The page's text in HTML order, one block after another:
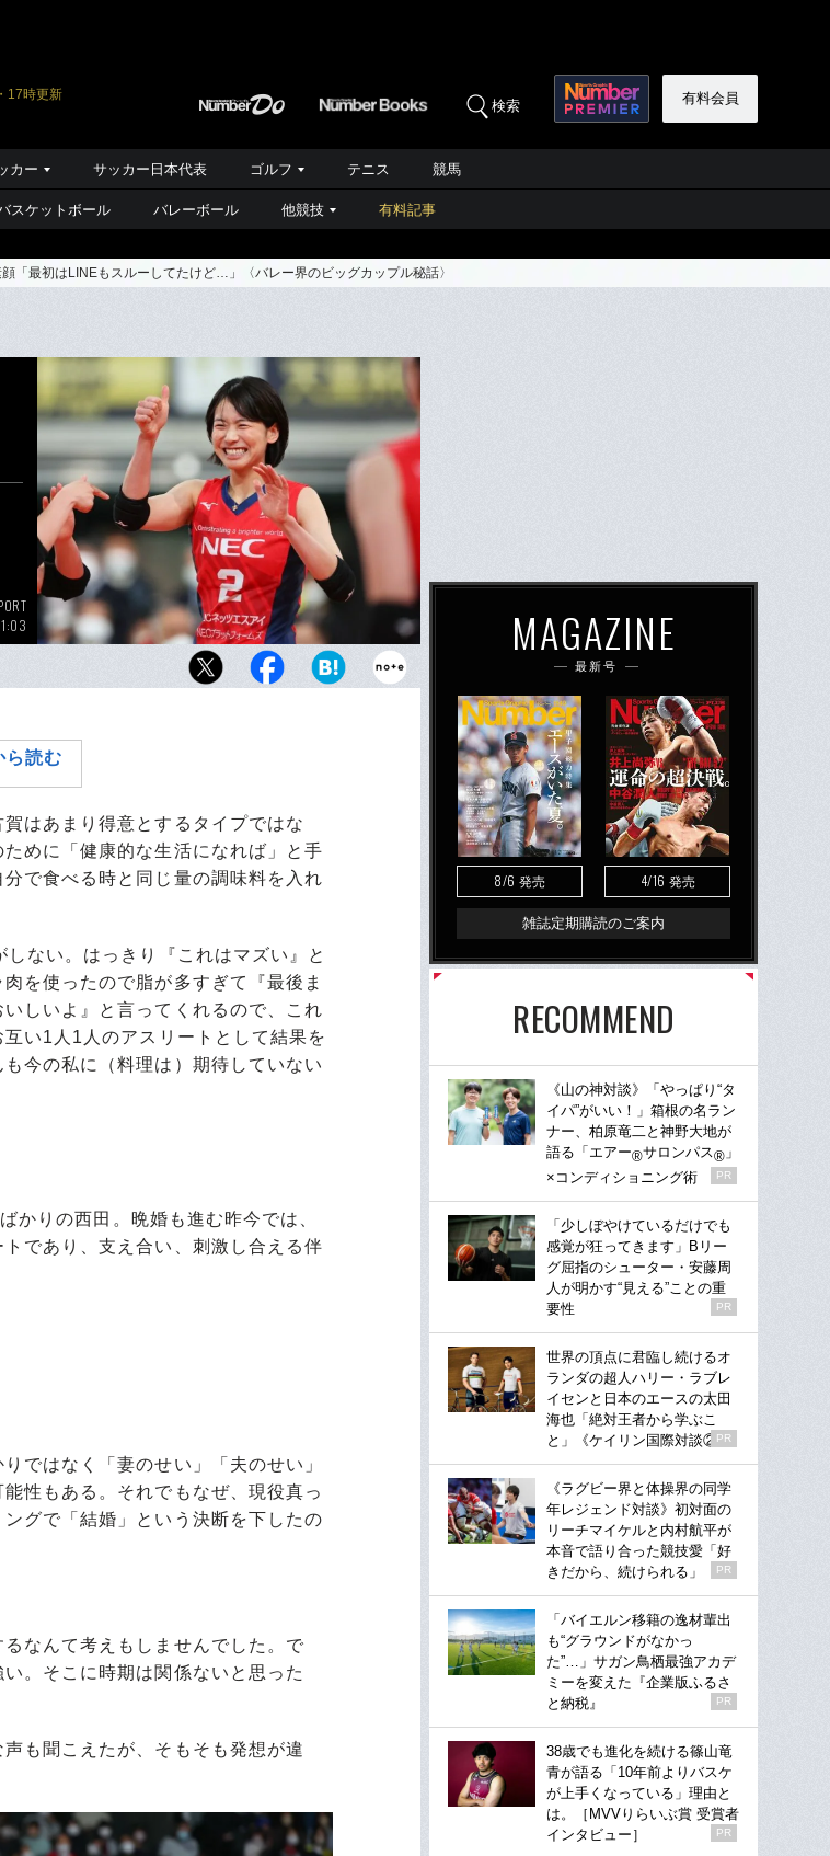
17時更新
検索 有料会員
カー サッカー日本代表 ゴルフ テニス 競馬
スケットボール バレーボール 他競技 有料記事
「最初はLINEもスルーしてたけど…」〈バレー界のビッグカップル秘話〉
夫・西田有志（23歳）の素顔を明かした古賀紗理那（26
ら読む
はあまり得意とするタイプではな
めに「健康的な生活になれば」と手
で食べる時と同じ量の調味料を入れ
ない。はっきり『これはマズい』と
を使ったので脂が多すぎて『最後ま
しいよ』と言ってくれるので、これ
い1人1人のアスリートとして結果を
今の私に（料理は）期待していない
りの西田。晩婚も進む昨今では、
であり、支え合い、刺激し合える伴
ではなく「妻のせい」「夫のせい」
性もある。それでもなぜ、現役真っ
グで「結婚」という決断を下したの
なんて考えもしませんでした。で
。そこに時期は関係ないと思った
も聞こえたが、そもそも発想が違
MAGAZINE
最新号
8/6 発売 4/16 発売
雑誌定期購読のご案内
RECOMMEND
《山の神対談》「やっぱり“タ
イパ”がいい！」箱根の名ラン
ナー、柏原竜二と神野大地が
語る「エアー®サロンパス® 」
×コンディショニング術
PR
「少しぼやけているだけでも
感覚が狂ってきます」Bリー
グ屈指のシューター・安藤周
人が明かす“見える”ことの重
要性
PR
世界の頂点に君臨し続けるオ
ランダの超人ハリー・ラブレ
イセンと日本のエースの太田
海也「絶対王者から学ぶこ
と」《ケイリン国際対談②》
PR
《ラグビー界と体操界の同学
年レジェンド対談》初対面の
リーチマイケルと内村航平が
本音で語り合った競技愛「好
きだから、続けられる」
PR
「バイエルン移籍の逸材輩出
も“グラウンドがなかっ
た”…」サガン鳥栖最強アカデ
ミーを変えた『企業版ふるさ
と納税』
PR
38歳でも進化を続ける篠山竜
青が語る「10年前よりバスケ
が上手くなっている」理由と
は。［MVVりらいぶ賞 受賞者
インタビュー］
PR